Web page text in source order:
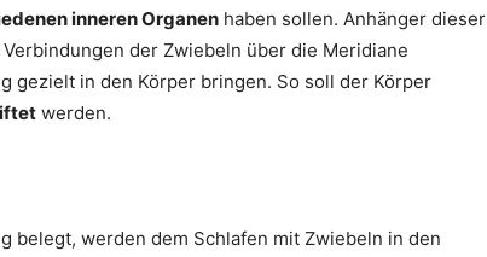
inneren Organen haben sollen. Anhänger dieser
der Zwiebeln über die Meridiane
gezielt in den Körper bringen. So soll der Körper
werden.
belegt, werden dem Schlafen mit Zwiebeln in den